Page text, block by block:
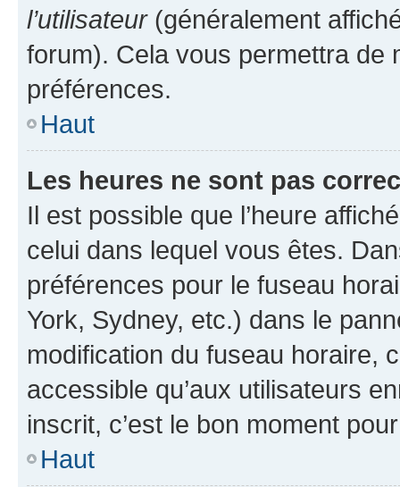
l’utilisateur(généralement
forum). Cela vous permettra de
préférences.
Haut
Les heures ne sont pas
Il est possible que l’heure
celui dans lequel vous êtes.
préférences pour le fuseau
York, Sydney, etc.) dans le
modification du fuseau horaire,
accessible qu’aux utilisateurs
inscrit, c’est le bon moment
Haut